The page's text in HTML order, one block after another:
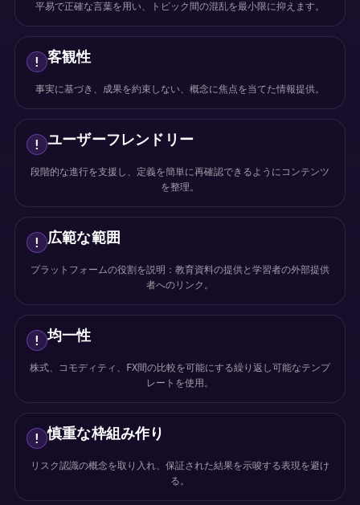
平易で正確な言葉を用い、トピック間の混乱を最小限に抑えます。
! 客観性
事実に基づき、成果を約束しない、概念に焦点を当てた情報提供。
! ユーザーフレンドリー
段階的な進行を支援し、定義を簡単に再確認できるようにコンテンツ
を整理。
! 広範な範囲
プラットフォームの役割を説明：教育資料の提供と学習者の外部提供
者へのリンク。
! 均一性
株式、コモディティ、FX間の比較を可能にする繰り返し可能なテンプ
レートを使用。
! 慎重な枠組み作り
リスク認識の概念を取り入れ、保証された結果を示唆する表現を避け
る。